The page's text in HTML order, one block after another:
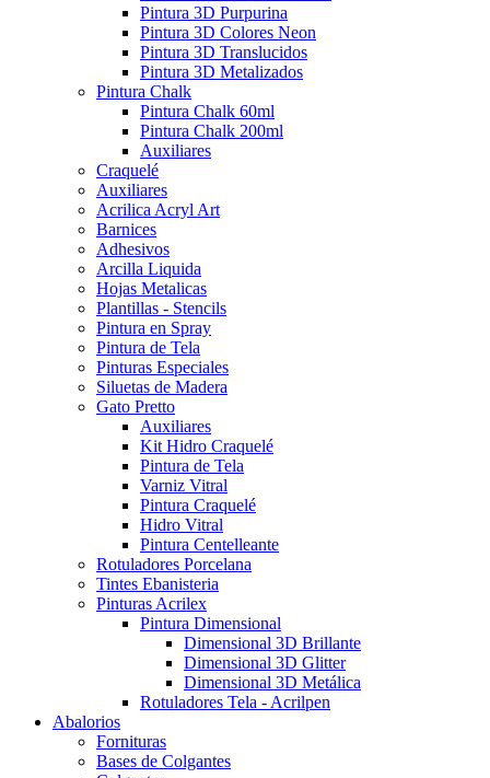
Pintura 3D Purpurina
Pintura 3D Colores Neon
Pintura 3D Translucidos
Pintura 3D Metalizados
Pintura Chalk
Pintura Chalk 60ml
Pintura Chalk 200ml
Auxiliares
Craquelé
Auxiliares
Acrilica Acryl Art
Barnices
Adhesivos
Arcilla Liquida
Hojas Metalicas
Plantillas - Stencils
Pintura en Spray
Pintura de Tela
Pinturas Especiales
Siluetas de Madera
Gato Pretto
Auxiliares
Kit Hidro Craquelé
Pintura de Tela
Varniz Vitral
Pintura Craquelé
Hidro Vitral
Pintura Centelleante
Rotuladores Porcelana
Tintes Ebanisteria
Pinturas Acrilex
Pintura Dimensional
Dimensional 3D Brillante
Dimensional 3D Glitter
Dimensional 3D Metálica
Rotuladores Tela - Acrilpen
Abalorios
Fornituras
Bases de Colgantes